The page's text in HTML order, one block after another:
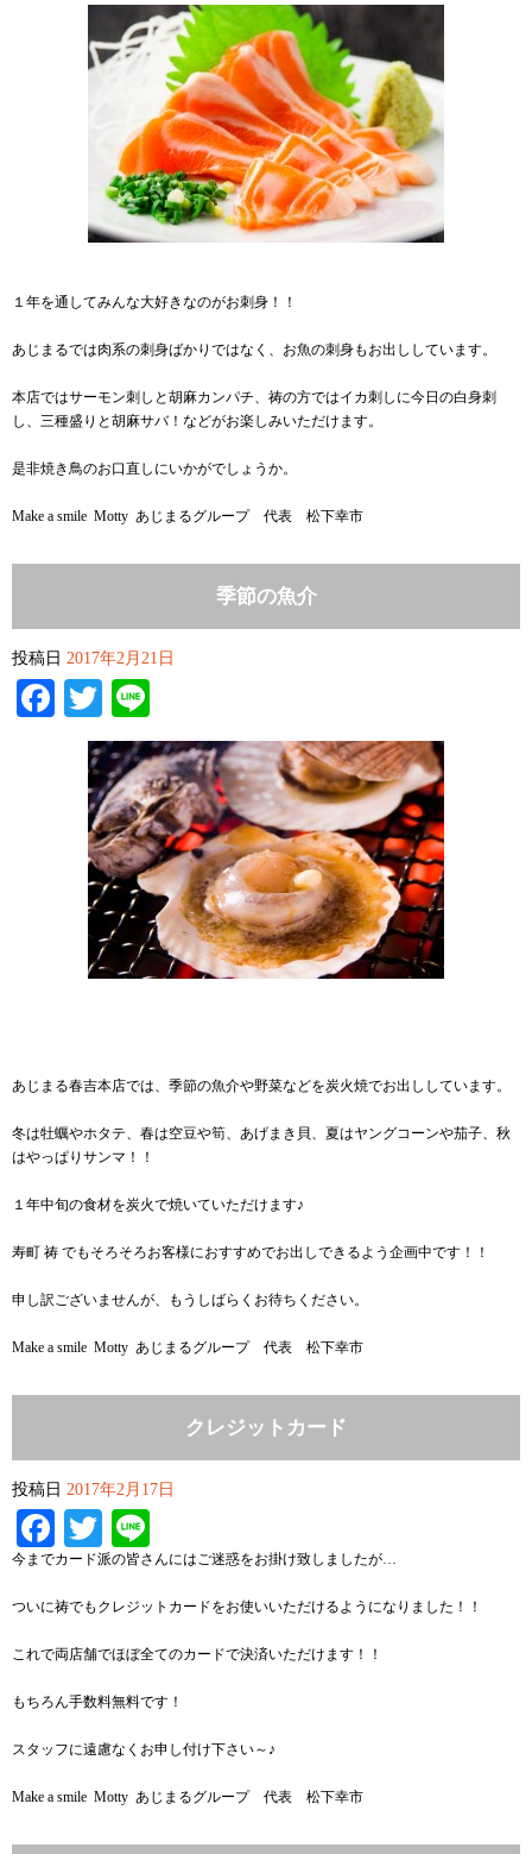
１年を通してみんな大好きなのがお刺身！！
あじまるでは肉系の刺身ばかりではなく、お魚の刺身もお出ししています。
本店ではサーモン刺しと胡麻カンパチ、祷の方ではイカ刺しに今日の白身刺
し、三種盛りと胡麻サバ！などがお楽しみいただけます。
是非焼き鳥のお口直しにいかがでしょうか。
Make a smile Motty あじまるグループ 代表 松下幸市
季節の魚介
投稿日 2017年2月21日
Facebook
Twitter
あじまる春吉本店では、季節の魚介や野菜などを炭火焼でお出ししています。
冬は牡蠣やホタテ、春は空豆や筍、あげまき貝、夏はヤングコーンや茄子、秋
はやっぱりサンマ！！
１年中旬の食材を炭火で焼いていただけます♪
寿町 祷 でもそろそろお客様におすすめでお出しできるよう企画中です！！
申し訳ございませんが、もうしばらくお待ちください。
Make a smile Motty あじまるグループ 代表 松下幸市
クレジットカード
投稿日 2017年2月17日
Facebook
Twitter
今までカード派の皆さんにはご迷惑をお掛け致しましたが…
ついに祷でもクレジットカードをお使いいただけるようになりました！！
これで両店舗でほぼ全てのカードで決済いただけます！！
もちろん手数料無料です！
スタッフに遠慮なくお申し付け下さい～♪
Make a smile Motty あじまるグループ 代表 松下幸市